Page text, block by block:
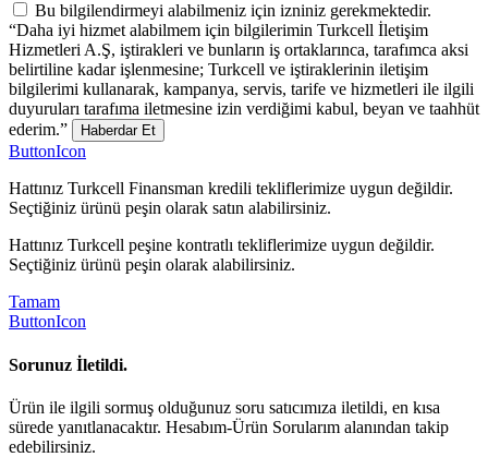
Bu bilgilendirmeyi alabilmeniz için izniniz gerekmektedir.
“Daha iyi hizmet alabilmem için bilgilerimin Turkcell İletişim
Hizmetleri A.Ş, iştirakleri ve bunların iş ortaklarınca, tarafımca aksi
belirtiline kadar işlenmesine; Turkcell ve iştiraklerinin iletişim
bilgilerimi kullanarak, kampanya, servis, tarife ve hizmetleri ile ilgili
duyuruları tarafıma iletmesine izin verdiğimi kabul, beyan ve taahhüt
ederim.”
Haberdar Et
ButtonIcon
Hattınız Turkcell Finansman kredili tekliflerimize uygun değildir.
Seçtiğiniz ürünü peşin olarak satın alabilirsiniz.
Hattınız Turkcell peşine kontratlı tekliflerimize uygun değildir.
Seçtiğiniz ürünü peşin olarak alabilirsiniz.
Tamam
ButtonIcon
Sorunuz İletildi.
Ürün ile ilgili sormuş olduğunuz soru satıcımıza iletildi, en kısa
sürede yanıtlanacaktır. Hesabım-Ürün Sorularım alanından takip
edebilirsiniz.